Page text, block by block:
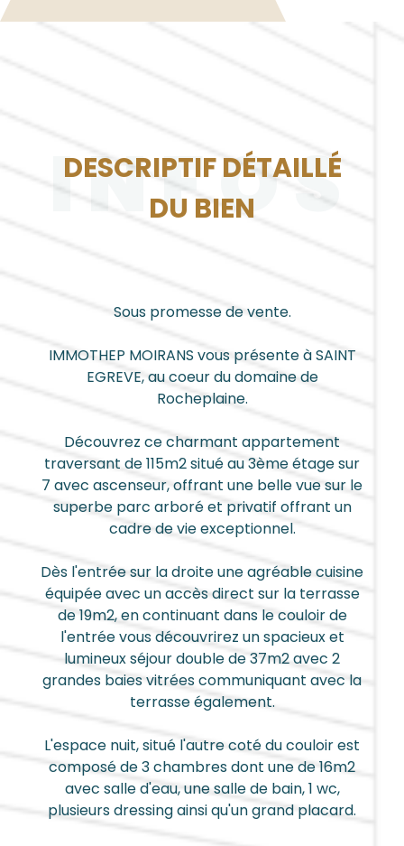
INFOS
DESCRIPTIF DÉTAILLÉ
DU BIEN
Sous promesse de vente.
IMMOTHEP MOIRANS vous présente à SAINT
EGREVE, au coeur du domaine de
Rocheplaine.
Découvrez ce charmant appartement
traversant de 115m2 situé au 3ème étage sur
7 avec ascenseur, offrant une belle vue sur le
superbe parc arboré et privatif offrant un
cadre de vie exceptionnel.
Dès l'entrée sur la droite une agréable cuisine
équipée avec un accès direct sur la terrasse
de 19m2, en continuant dans le couloir de
l'entrée vous découvrirez un spacieux et
lumineux séjour double de 37m2 avec 2
grandes baies vitrées communiquant avec la
terrasse également.
L'espace nuit, situé l'autre coté du couloir est
composé de 3 chambres dont une de 16m2
avec salle d'eau, une salle de bain, 1 wc,
plusieurs dressing ainsi qu'un grand placard.